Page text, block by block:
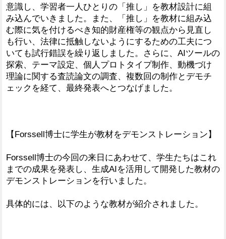
意識し、学習者一人ひとりの「推し」を教材設計に組
み込んでいきました。また、「推し」を教材に組み込
む際に気を付けるべき知的財産権等の観点から見直し
も行い、法律に抵触しないようにするための工夫につ
いても試行錯誤を繰り返しました。さらに、AIツールの
探索、テーマ設定、個人プロトタイプ制作、動機づけ
理論に関する査読論文の調査、複数回の制作とデモチ
ェックを経て、最終発表へとつなげました。
【Forssell博士に学生が教材をデモンストレーション】
Forssell博士の今回の来日にあわせて、学生たちはこれ
までの成果を発表し、生成AIを活用して開発した教材の
デモンストレーションを行いました。
具体的には、以下のような教材が紹介されました。